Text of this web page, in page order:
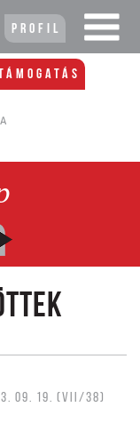
Profil
09. 19. (VII/38)